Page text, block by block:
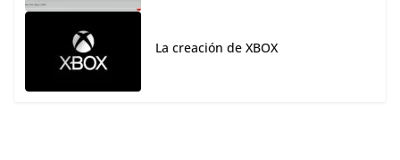
La creación de XBOX